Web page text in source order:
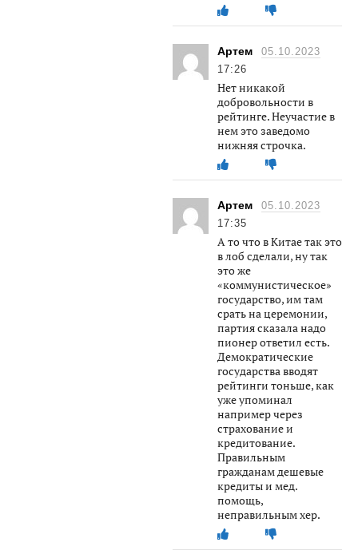
Артем
05.10.2023
17:26
Нет никакой
добровольности в
рейтинге. Неучастие в
нем это заведомо
нижняя строчка.
Артем
05.10.2023
17:35
А то что в Китае так это
в лоб сделали, ну так
это же
«коммунистическое»
государство, им там
срать на церемонии,
партия сказала надо
пионер ответил есть.
Демократические
государства вводят
рейтинги тоньше, как
уже упоминал
например через
страхование и
кредитование.
Правильным
гражданам дешевые
кредиты и мед.
помощь,
неправильным хер.